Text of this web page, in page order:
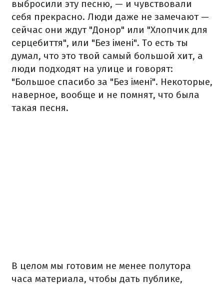
выбросили эту песню, — и чувствовали
себя прекрасно. Люди даже не замечают —
сейчас они ждут "Донор" или "Хлопчик для
серцебиття", или "Без імені". То есть ты
думал, что это твой самый большой хит, а
люди подходят на улице и говорят:
"Большое спасибо за "Без імені". Некоторые,
наверное, вообще и не помнят, что была
такая песня.
В целом мы готовим не менее полутора
часа материала, чтобы дать публике,